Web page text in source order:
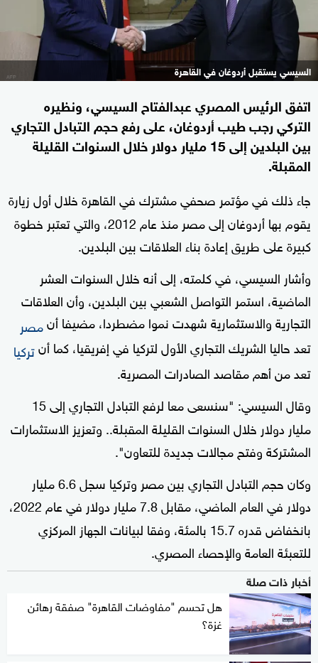
السيسي يستقبل أردوغان في القاهرة
اتفق الرئيس المصري عبدالفتاح السيسي، ونظيره
التركي رجب طيب أردوغان، على رفع حجم التبادل التجاري
بين البلدين إلى 15 مليار دولار خلال السنوات القليلة
المقبلة.
جاء ذلك في مؤتمر صحفي مشترك في القاهرة خلال أول زيارة
يقوم بها أردوغان إلى مصر منذ عام 2012، والتي تعتبر خطوة
كبيرة على طريق إعادة بناء العلاقات بين البلدين.
وأشار السيسي، في كلمته، إلى أنه خلال السنوات العشر
الماضية، استمر التواصل الشعبي بين البلدين، وأن العلاقات
التجارية والاستثمارية شهدت نموا مضطردا، مضيفا أنمصر
تعد حاليا الشريك التجاري الأول لتركيا في إفريقيا، كما أنتركيا
تعد من أهم مقاصد الصادرات المصرية.
وقال السيسي: "سنسعى معا لرفع التبادل التجاري إلى 15
مليار دولار خلال السنوات القليلة المقبلة.. وتعزيز الاستثمارات
المشتركة وفتح مجالات جديدة للتعاون".
وكان حجم التبادل التجاري بين مصر وتركيا سجل 6.6 مليار
دولار في العام الماضي، مقابل 7.8 مليار دولار في عام 2022،
بانخفاض قدره 15.7 بالمئة، وفقا لبيانات الجهاز المركزي
للتعبئة العامة والإحصاء المصري.
أخبار ذات صلة
هل تحسم "مفاوضات القاهرة" صفقة رهائن
غزة؟